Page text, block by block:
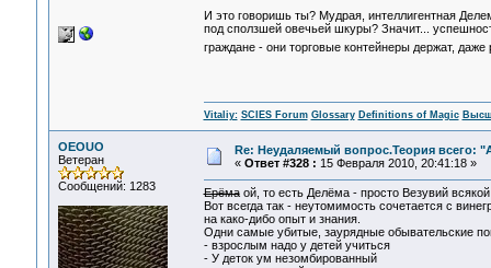
И это говоришь ты? Мудрая, интеллигентная
под сползшей овечьей шкуры? Значит...
граждане - они торговые контейнеры держат,
Vitaliy: SCIES Forum Glossary Definitions of Magic
OEOUO
Ветеран
Сообщений: 1283
Re: Неудаляемый вопрос.Теория всего:
« Ответ #328 : 15 Февраля 2010, 20:41:18 »
Ерёмаой, то есть Делёма - просто Везувий
Вот всегда так - неутомимость сочетается с
на како-дибо опыт и знания.
Одни самые убитые, заурядные обывательские
- взрослым надо у детей учиться
- У деток ум незомбированный